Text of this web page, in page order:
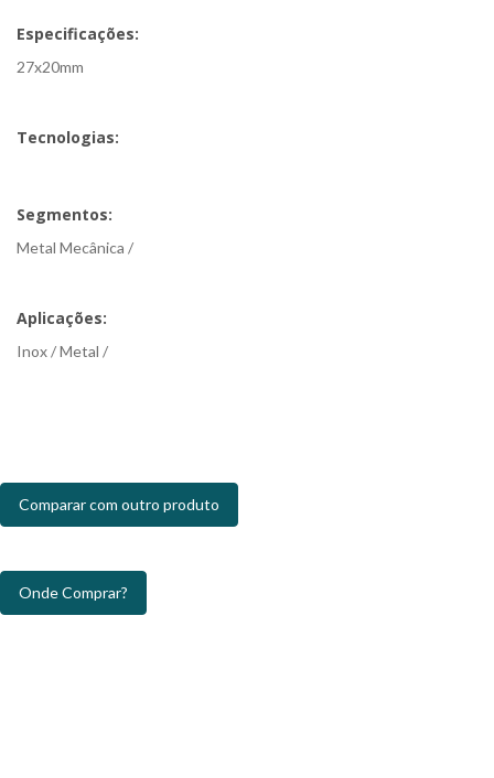
Especificações:
27x20mm
Tecnologias:
Segmentos:
Metal Mecânica /
Aplicações:
Inox / Metal /
Comparar com outro produto
Onde Comprar?